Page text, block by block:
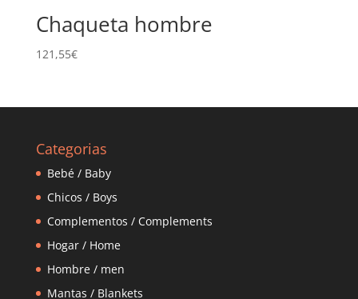
Chaqueta hombre
121,55€
Categorias
Bebé / Baby
Chicos / Boys
Complementos / Complements
Hogar / Home
Hombre / men
Mantas / Blankets